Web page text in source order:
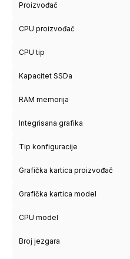
Proizvođač
CPU proizvođač
CPU tip
Kapacitet SSDa
RAM memorija
Integrisana grafika
Tip konfiguracije
Grafička kartica proizvođač
Grafička kartica model
CPU model
Broj jezgara